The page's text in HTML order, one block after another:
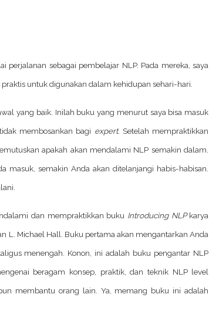
sebagai pembelajar NLP. Pada mereka, saya
untuk digunakan dalam kehidupan sehari-hari.
yang baik. Inilah buku yang menurut saya bisa masuk
membosankan bagi expert. Setelah mempraktikkan
apakah akan mendalami NLP semakin dalam.
masuk, semakin Anda akan ditelanjangi habis-habisan.
dan mempraktikkan buku Introducing NLPkarya
L. Michael Hall. Buku pertama akan mengantarkan Anda
menengah. Konon, ini adalah buku pengantar NLP
beragam konsep, praktik, dan teknik NLP level
membantu orang lain. Ya, memang buku ini adalah